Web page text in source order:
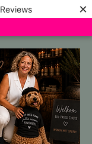
Reviews ×